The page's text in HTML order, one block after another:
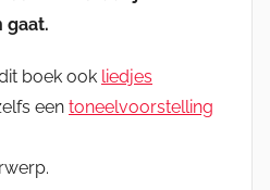
gaat.
boek ook liedjes
een toneelvoorstelling